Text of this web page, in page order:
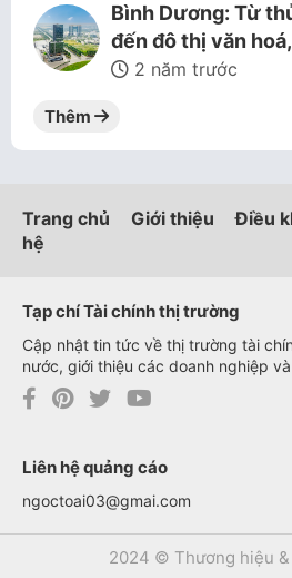
Bình Dương: Từ
đến đô thị văn
2 năm trước
Thêm
Trang chủ Giới thiệu Điều
hệ
Tạp chí Tài chính thị trường
Cập nhật tin tức về thị trường tài
nước, giới thiệu các doanh nghiệp
Liên hệ quảng cáo
ngoctoai03@gmai.com
2024 © Thương hiệu &